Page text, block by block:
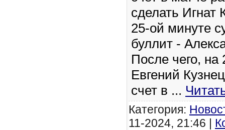
сделать Игнат
25-ой минуте
буллит -
После чего, на
Евгений
счет в ...
Категория:
11-2024, 21:46 |